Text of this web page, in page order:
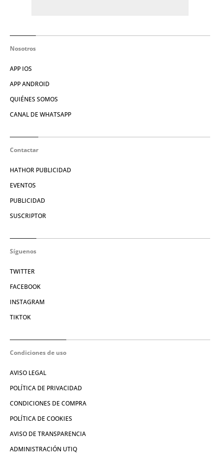
Nosotros
APP IOS
APP ANDROID
QUIÉNES SOMOS
CANAL DE WHATSAPP
Contactar
HATHOR PUBLICIDAD
EVENTOS
PUBLICIDAD
SUSCRIPTOR
Síguenos
TWITTER
FACEBOOK
INSTAGRAM
TIKTOK
Condiciones de uso
AVISO LEGAL
POLÍTICA DE PRIVACIDAD
CONDICIONES DE COMPRA
POLÍTICA DE COOKIES
AVISO DE TRANSPARENCIA
ADMINISTRACIÓN UTIQ